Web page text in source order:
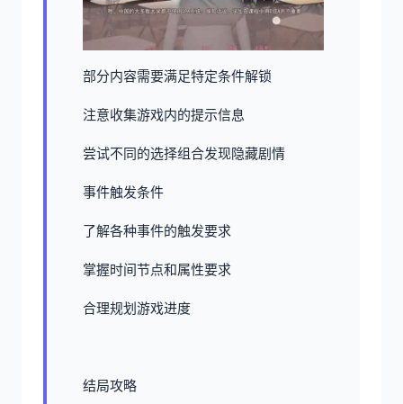
部分内容需要满足特定条件解锁
注意收集游戏内的提示信息
尝试不同的选择组合发现隐藏剧情
事件触发条件
了解各种事件的触发要求
掌握时间节点和属性要求
合理规划游戏进度
结局攻略